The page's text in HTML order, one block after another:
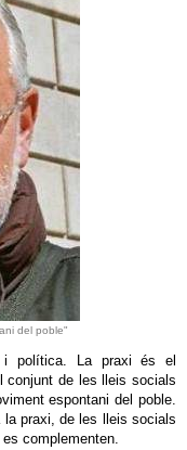
del poble"
i política. La praxi és el
conjunt de les lleis socials
espontani del poble.
praxi, de les lleis socials
complementen.